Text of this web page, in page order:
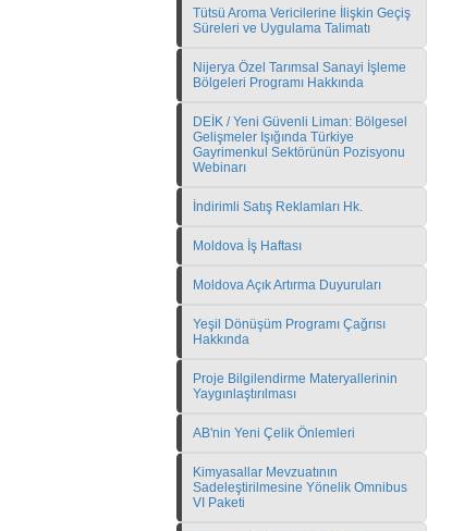
Tütsü Aroma Vericilerine İlişkin Geçiş
Süreleri ve Uygulama Talimatı
Nijerya Özel Tarımsal Sanayi İşleme
Bölgeleri Programı Hakkında
DEİK / Yeni Güvenli Liman: Bölgesel
Gelişmeler Işığında Türkiye
Gayrimenkul Sektörünün Pozisyonu
Webinarı
İndirimli Satış Reklamları Hk.
Moldova İş Haftası
Moldova Açık Artırma Duyuruları
Yeşil Dönüşüm Programı Çağrısı
Hakkında
Proje Bilgilendirme Materyallerinin
Yaygınlaştırılması
AB'nin Yeni Çelik Önlemleri
Kimyasallar Mevzuatının
Sadeleştirilmesine Yönelik Omnibus
VI Paketi